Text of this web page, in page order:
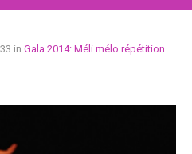
in Gala 2014: Méli mélo répétition